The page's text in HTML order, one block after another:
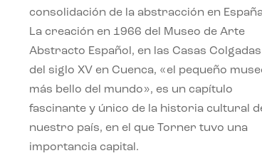
consolidación de la abstracción en
La creación en 1966 del Museo de Arte
Abstracto Español, en las Casas Colgadas
del siglo XV en Cuenca, «el pequeño
más bello del mundo», es un capítulo
fascinante y único de la historia cultural
nuestro país, en el que Torner tuvo una
importancia capital.